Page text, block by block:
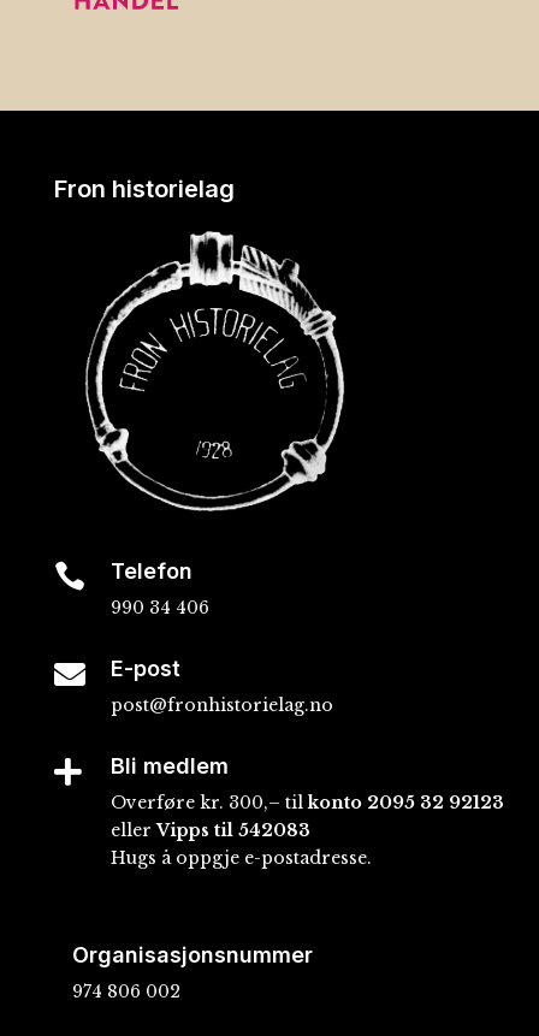
Fron historielag
 Telefon
990 34 406
 E-post
post@fronhistorielag.no
 Bli medlem
Overføre kr. 300,– tilkonto 2095 32 92123
ellerVipps til 542083
Hugs å oppgje e-postadresse.
Organisasjonsnummer
974 806 002